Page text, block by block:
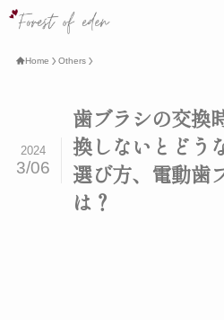
Home Others
歯ブラシの交換
換しないとどう
選び方、電動歯
は？
2024
3/06